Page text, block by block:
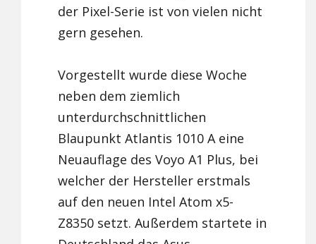
der Pixel-Serie ist von vielen nicht
gern gesehen.
Vorgestellt wurde diese Woche
neben dem ziemlich
unterdurchschnittlichen
Blaupunkt Atlantis 1010 A eine
Neuauflage des Voyo A1 Plus, bei
welcher der Hersteller erstmals
auf den neuen Intel Atom x5-
Z8350 setzt. Außerdem startete in